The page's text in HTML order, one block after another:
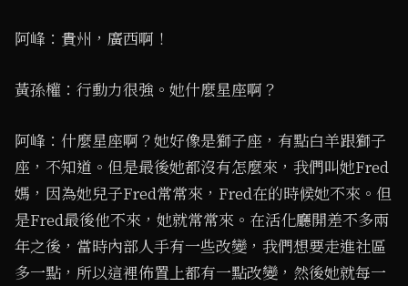
阿峰：貴州，廣西啊！
黃孫權：行動力很強。她什麼星座啊？
阿峰：什麼星座啊？她好像是獅子座，有點白羊跟獅子
座，不知道。但是最後她都沒有怎麼來，我們叫她Fred
媽，因為她兒子Fred常常來，Fred在的時候她不來。但
是Fred最後他不來，她就常常來。在活化廳開差不多兩
年之後，當時內部人手有一些改變，我們想要走進社區
多一點，所以這裡佈置上都有一點改變，然後她就每一